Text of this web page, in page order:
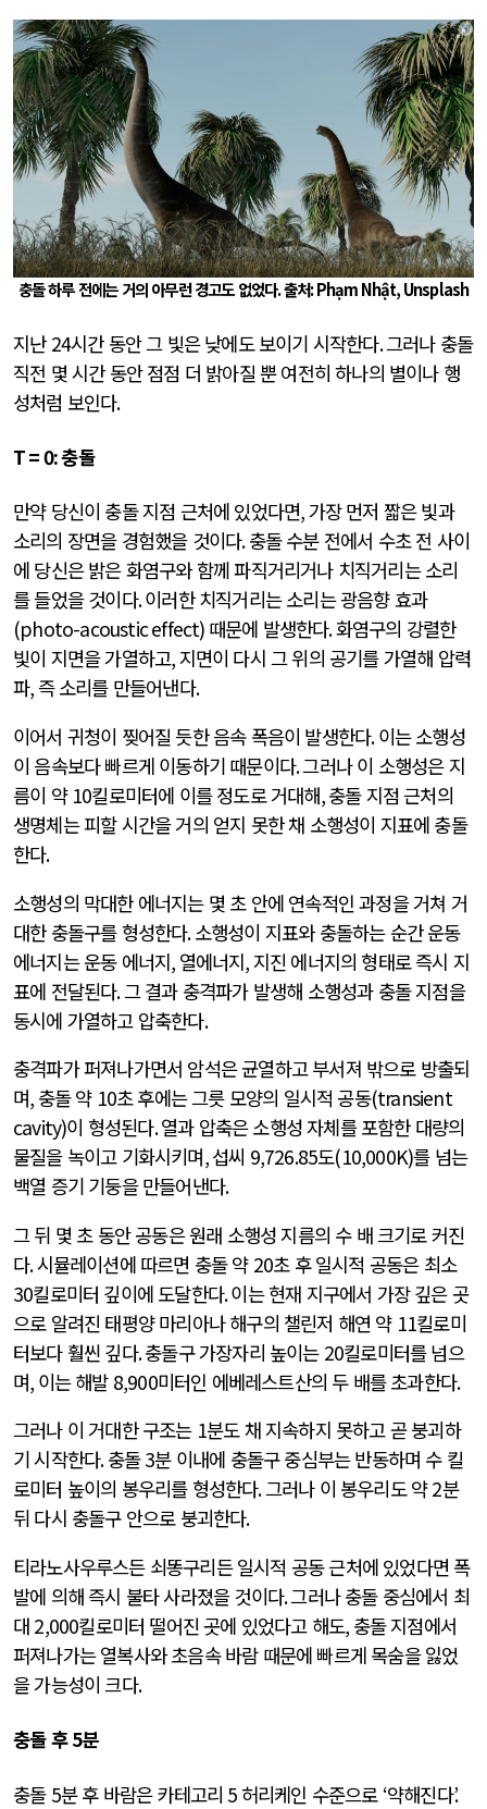
충돌 하루 전에는 거의 아무런 경고도 없었다.출처: Phạm Nhật, Unsplash
지난 24시간 동안 그 빛은 낮에도 보이기 시작한다.그러나 충돌
직전 몇 시간 동안 점점 더 밝아질 뿐 여전히 하나의 별이나 행
성처럼 보인다.
T = 0:충돌
만약 당신이 충돌 지점 근처에 있었다면,가장 먼저 짧은 빛과
소리의 장면을 경험했을 것이다.충돌 수분 전에서 수초 전 사이
에 당신은 밝은 화염구와 함께 파직거리거나 치직거리는 소리
를 들었을 것이다.이러한 치직거리는 소리는 광음향 효과
(photo-acoustic effect) 때문에 발생한다.화염구의 강렬한
빛이 지면을 가열하고, 지면이 다시 그 위의 공기를 가열해 압력
파,즉 소리를 만들어낸다.
이어서 귀청이 찢어질 듯한 음속 폭음이 발생한다.이는 소행성
이 음속보다 빠르게 이동하기 때문이다.그러나 이 소행성은 지
름이 약 10킬로미터에 이를 정도로 거대해,충돌 지점 근처의
생명체는 피할 시간을 거의 얻지 못한 채 소행성이 지표에 충돌
한다.
소행성의 막대한 에너지는 몇 초 안에 연속적인 과정을 거쳐 거
대한 충돌구를 형성한다.소행성이 지표와 충돌하는 순간 운동
에너지는 운동 에너지, 열에너지, 지진 에너지의 형태로 즉시 지
표에 전달된다.그 결과 충격파가 발생해 소행성과 충돌 지점을
동시에 가열하고 압축한다.
충격파가 퍼져나가면서 암석은 균열하고 부서져 밖으로 방출되
며, 충돌 약 10초 후에는 그릇 모양의 일시적 공동(transient
cavity)이 형성된다.열과 압축은 소행성 자체를 포함한 대량의
물질을 녹이고 기화시키며,섭씨 9,726.85도(10,000K)를 넘는
백열 증기 기둥을 만들어낸다.
그 뒤 몇 초 동안 공동은 원래 소행성 지름의 수 배 크기로 커진
다.시뮬레이션에 따르면 충돌 약 20초 후 일시적 공동은 최소
30킬로미터 깊이에 도달한다.이는 현재 지구에서 가장 깊은 곳
으로 알려진 태평양 마리아나 해구의 챌린저 해연 약 11킬로미
터보다 훨씬 깊다.충돌구 가장자리 높이는 20킬로미터를 넘으
며, 이는 해발 8,900미터인 에베레스트산의 두 배를 초과한다.
그러나 이 거대한 구조는 1분도 채 지속하지 못하고 곧 붕괴하
기 시작한다.충돌3분 이내에 충돌구 중심부는 반동하며 수 킬
로미터 높이의 봉우리를 형성한다.그러나 이 봉우리도 약2분
뒤 다시 충돌구 안으로 붕괴한다.
티라노사우루스든 쇠똥구리든 일시적 공동 근처에 있었다면 폭
발에 의해 즉시 불타 사라졌을 것이다.그러나 충돌 중심에서 최
대 2,000킬로미터 떨어진 곳에 있었다고 해도, 충돌 지점에서
퍼져나가는 열복사와 초음속 바람 때문에 빠르게 목숨을 잃었
을 가능성이 크다.
충돌 후5분
충돌 5분 후 바람은 카테고리 5허리케인 수준으로 ‘약해진다’.